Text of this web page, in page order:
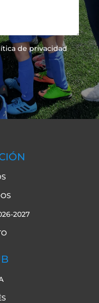
de privacidad.
2027